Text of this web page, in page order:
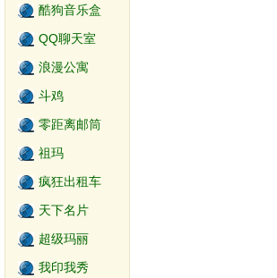
酷狗音乐盒
QQ聊天室
浪漫公寓
斗鸡
零距离邮筒
祖玛
疯狂出租车
天下名片
超级玛丽
我印我秀